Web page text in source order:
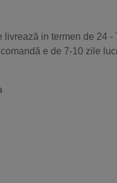
in termen de 24 -
e de 7-10 zile